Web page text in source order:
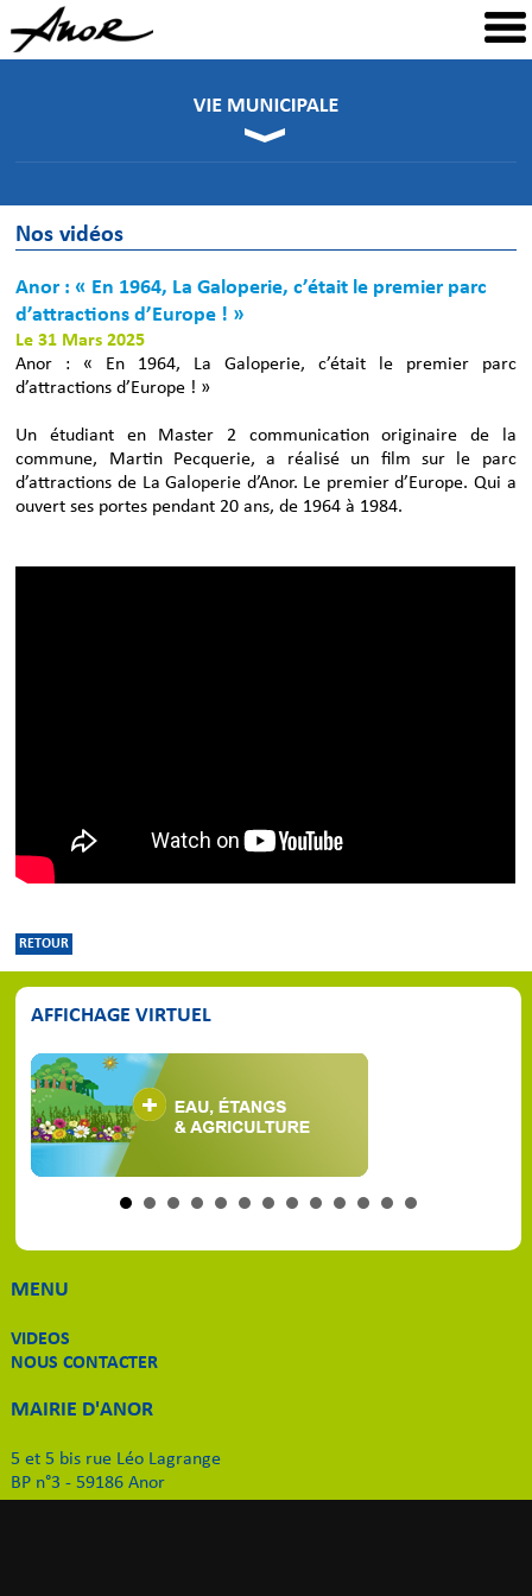
Nos vidéos
Anor : « En 1964, La Galoperie, c’était le premier parc
d’attractions d’Europe ! »
Le 31 Mars 2025
Anor : « En 1964, La Galoperie, c’était le premier parc
d’attractions d’Europe ! »
Un étudiant en Master 2 communication originaire de la
commune, Martin Pecquerie, a réalisé un film sur le parc
d’attractions de La Galoperie d’Anor. Le premier d’Europe. Qui a
ouvert ses portes pendant 20 ans, de 1964 à 1984.
RETOUR
AFFICHAGE VIRTUEL
MENU
VIDEOS
NOUS CONTACTER
MAIRIE D'ANOR
5 et 5 bis rue Léo Lagrange
BP n°3 - 59186 Anor